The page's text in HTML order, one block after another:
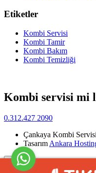
Etiketler
Kombi Servisi
Kombi Tamir
Kombi Bakım
Kombi Temizliği
Kombi servisi mi
0.312.427 2090
Çankaya Kombi
Tasarım Ankara
Yukarı